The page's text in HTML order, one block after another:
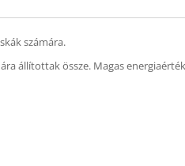
számára.
állítottak össze. Magas